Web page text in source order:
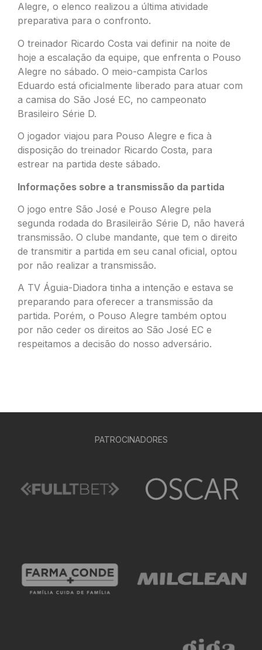
Alegre, o elenco realizou a última atividade
preparativa para o confronto.
O treinador Ricardo Costa vai definir na noite de
hoje a escalação da equipe, que enfrenta o Pouso
Alegre no sábado. O meio-campista Carlos
Eduardo está oficialmente liberado para atuar com
a camisa do São José EC, no campeonato
Brasileiro Série D.
O jogador viajou para Pouso Alegre e fica à
disposição do treinador Ricardo Costa, para
estrear na partida deste sábado.
Informações sobre a transmissão da partida
O jogo entre São José e Pouso Alegre pela
segunda rodada do Brasileirão Série D, não haverá
transmissão. O clube mandante, que tem o direito
de transmitir a partida em seu canal oficial, optou
por não realizar a transmissão.
A TV Águia-Diadora tinha a intenção e estava se
preparando para oferecer a transmissão da
partida. Porém, o Pouso Alegre também optou
por não ceder os direitos ao São José EC e
respeitamos a decisão do nosso adversário.
PATROCINADORES